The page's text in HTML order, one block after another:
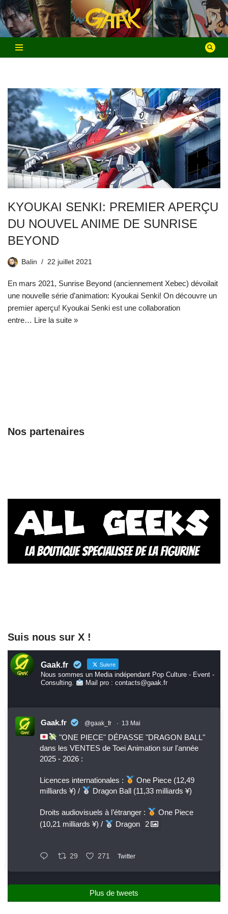
Aller
au
contenu
KYOUKAI SENKI: PREMIER APERÇU
DU NOUVEL ANIME DE SUNRISE
BEYOND
Balin 22 juillet 2021
En mars 2021, Sunrise Beyond (anciennement Xebec) dévoilait
une nouvelle série d’animation: Kyoukai Senki! On découvre un
premier aperçu! Kyoukai Senki est une collaboration
entre… Lire la suite »
Nos partenaires
Suis nous sur X !
Gaak.fr Suivre
Nous sommes un Media indépendant Pop Culture - Event -
Consulting.
Mail pro : contacts@gaak.fr
Gaak.fr @gaak_fr · 13 Mai
"ONE PIECE" DÉPASSE "DRAGON BALL"
dans les VENTES de Toei Animation sur l'année
2025 - 2026 :
Licences internationales :
One Piece (12,49
milliards ¥) /
Dragon Ball (11,33 milliards ¥)
Droits audiovisuels à l’étranger :
One Piece
(10,21 milliards ¥) /
Dragon 2
29 271 Twitter
Plus de tweets